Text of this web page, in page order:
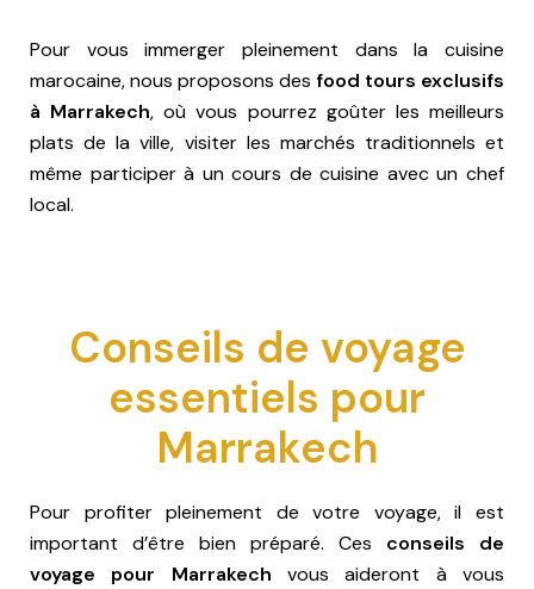
Pour vous immerger pleinement dans la cuisine
marocaine, nous proposons des food tours exclusifs
à Marrakech, où vous pourrez goûter les meilleurs
plats de la ville, visiter les marchés traditionnels et
même participer à un cours de cuisine avec un chef
local.
Conseils de voyage
essentiels pour
Marrakech
Pour profiter pleinement de votre voyage, il est
important d’être bien préparé. Ces conseils de
voyage pour Marrakech vous aideront à vous